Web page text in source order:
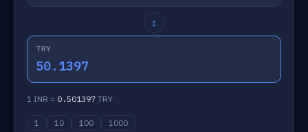
↕
TRY
50.1397
1 INR = 0.501397 TRY
1 10 100 1000